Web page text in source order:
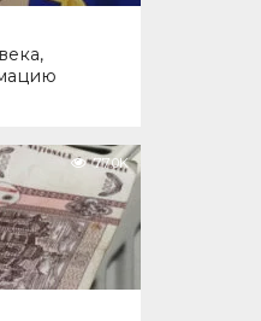
77.0K